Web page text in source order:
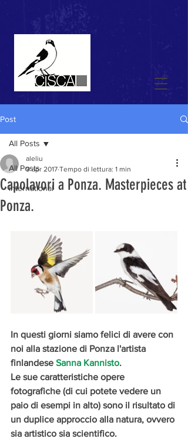
Post
All Posts
international
All Posts
Capolavori a Ponza. Masterpieces at
Ponza.
aleliu
9 apr 2017 Tempo di lettura: 1 min
In questi giorni siamo felici di avere con
noi alla stazione di Ponza l'artista
finlandese Sanna Kannisto.
Le sue caratteristiche opere
fotografiche (di cui potete vedere un
paio di esempi in alto) sono il risultato di
un duplice approccio alla natura, ovvero
sia artistico sia scientifico.